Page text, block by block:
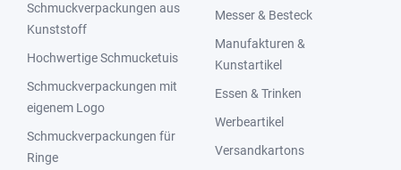
Schmuckverpackungen aus
Kunststoff
Hochwertige Schmucketuis
Schmuckverpackungen mit
eigenem Logo
Schmuckverpackungen für
Ringe
Messer & Besteck
Manufakturen &
Kunstartikel
Essen & Trinken
Werbeartikel
Versandkartons